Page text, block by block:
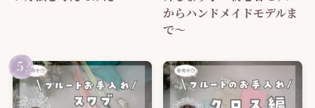
からハンドメイドモデルま
で～